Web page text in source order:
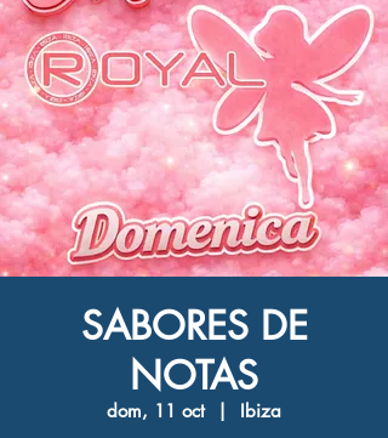
SABORES DE
NOTAS
dom, 11 oct
  |
Ibiza